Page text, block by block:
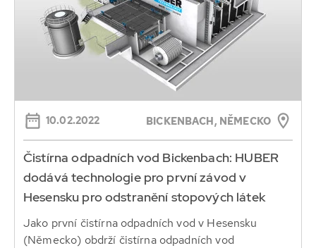
10.02.2022 BICKENBACH, NĚMECKO
Čistírna odpadních vod Bickenbach: HUBER
dodává technologie pro první závod v
Hesensku pro odstranění stopových látek
Jako první čistírna odpadních vod v Hesensku
(Německo) obdrží čistírna odpadních vod